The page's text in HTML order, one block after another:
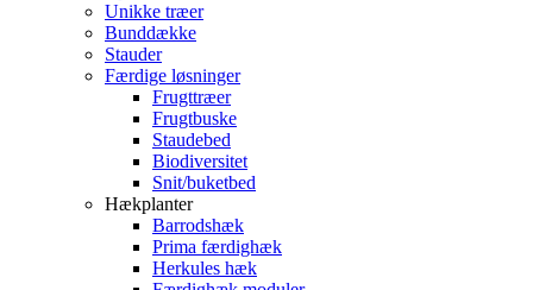
Unikke træer
Bunddække
Stauder
Færdige løsninger
Frugttræer
Frugtbuske
Staudebed
Biodiversitet
Snit/buketbed
Hækplanter
Barrodshæk
Prima færdighæk
Herkules hæk